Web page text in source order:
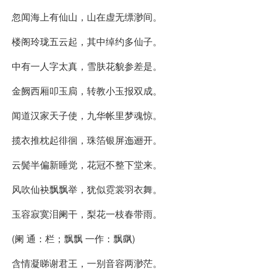
忽闻海上有仙山，山在虚无缥渺间。
楼阁玲珑五云起，其中绰约多仙子。
中有一人字太真，雪肤花貌参差是。
金阙西厢叩玉扃，转教小玉报双成。
闻道汉家天子使，九华帐里梦魂惊。
揽衣推枕起徘徊，珠箔银屏迤逦开。
云鬓半偏新睡觉，花冠不整下堂来。
风吹仙袂飘飘举，犹似霓裳羽衣舞。
玉容寂寞泪阑干，梨花一枝春带雨。
(阑 通：栏；飘飘 一作：飘飖)
含情凝睇谢君王，一别音容两渺茫。